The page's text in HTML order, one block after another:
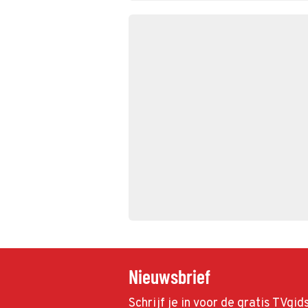
Nieuwsbrief
Schrijf je in voor de gratis